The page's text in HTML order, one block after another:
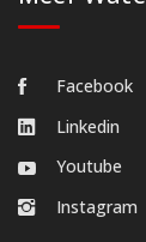
Facebook
Linkedin
Youtube
Instagram